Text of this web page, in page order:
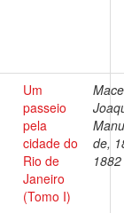
Um
passeio
pela
cidade do
Rio de
Janeiro
(Tomo I)
de,
1882